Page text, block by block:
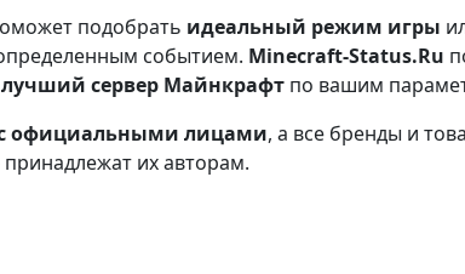
подобрать идеальный режим игры
событием. Minecraft-Status.Ru
лучший сервер Майнкрафт по вашим
с официальными лицами, а все бренды и
их авторам.